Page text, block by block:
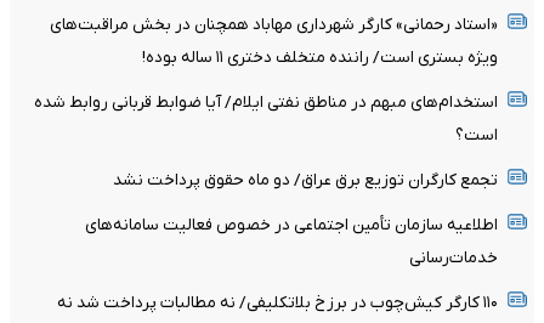
«استاد رحمانی» کارگر شهرداری مهاباد همچنان در بخش مراقبت‌های
ویژه بستری است/ راننده متخلف دختری ۱۱ ساله بوده!
استخدام‌های مبهم در مناطق نفتی ایلام/ آیا ضوابط قربانی روابط شده
است؟
تجمع کارگران توزیع برق عراق/ دو ماه حقوق پرداخت نشد
اطلاعیه سازمان تأمین اجتماعی در خصوص فعالیت سامانه‌های
خدمات‌رسانی
۱۱۰ کارگر کیش‌چوب در برزخ بلاتکلیفی/ نه مطالبات پرداخت شد نه